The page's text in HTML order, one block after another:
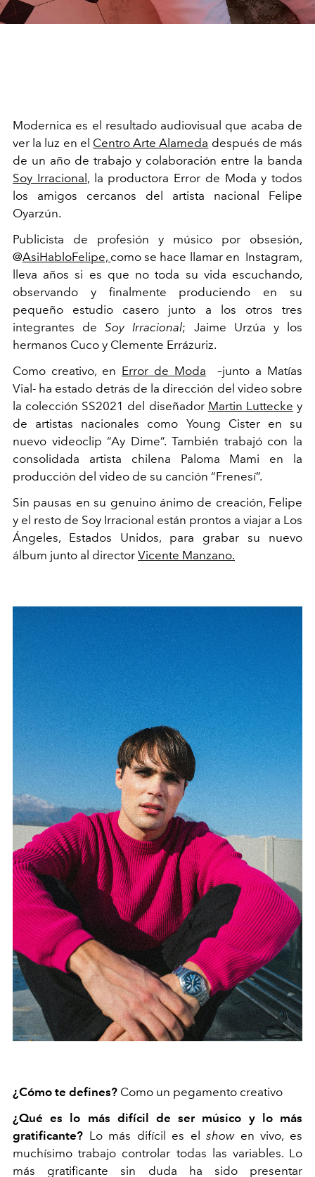
Modernica es el resultado audiovisual que acaba de
ver la luz en el Centro Arte Alameda después de más
de un año de trabajo y colaboración entre la banda
Soy Irracional , la productora Error de Moda y todos
los amigos cercanos del artista nacional Felipe
Oyarzún.
Publicista de profesión y músico por obsesión,
@AsiHabloFelipe, como se hace llamar en Instagram,
lleva años si es que no toda su vida escuchando,
observando y finalmente produciendo en su
pequeño estudio casero junto a los otros tres
integrantes deSoy Irracional; Jaime Urzúa y los
hermanos Cuco y Clemente Errázuriz.
Como creativo, en Error de Moda –junto a Matías
Vial- ha estado detrás de la dirección del video sobre
la colección SS2021 del diseñador Martin Luttecke y
de artistas nacionales como Young Cister en su
nuevo videoclip “Ay Dime”. También trabajó con la
consolidada artista chilena Paloma Mami en la
producción del video de su canción “Frenesí”.
Sin pausas en su genuino ánimo de creación, Felipe
y el resto de Soy Irracional están prontos a viajar a Los
Ángeles, Estados Unidos, para grabar su nuevo
álbum junto al director Vicente Manzano.
¿Cómo te defines? Como un pegamento creativo
¿Qué es lo más difícil de ser músico y lo más
gratificante? Lo más difícil es elshowen vivo, es
muchísimo trabajo controlar todas las variables. Lo
más gratificante sin duda ha sido presentar